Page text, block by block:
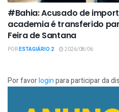
#Bahia: Acusado de
academia é transferido
Feira de Santana
PORESTAGIÁRIO 2 2026/08/06
Por favorloginpara participar da